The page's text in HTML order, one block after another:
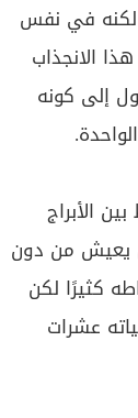
لكنه في نفس
الانجذاب
إلى كونه
الأبراج
يعيش من دون
كثيرًا لكن
عشرات